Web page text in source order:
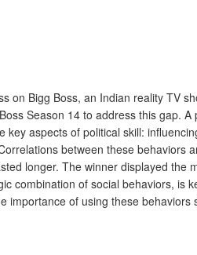
on Bigg Boss, an Indian reality TV
Season 14 to address this gap.
aspects of political skill:
between these
longer. The winner displayed
combination of social behaviors,
of using these